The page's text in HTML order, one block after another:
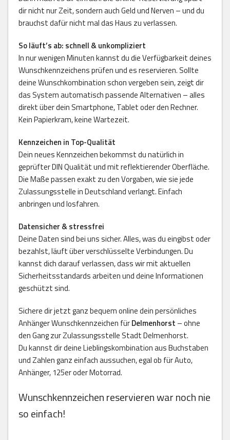
dir nicht nur Zeit, sondern auch Geld und Nerven – und du
brauchst dafür nicht mal das Haus zu verlassen.
So läuft’s ab: schnell & unkompliziert
In nur wenigen Minuten kannst du die Verfügbarkeit deines
Wunschkennzeichens prüfen und es reservieren. Sollte
deine Wunschkombination schon vergeben sein, zeigt dir
das System automatisch passende Alternativen – alles
direkt über dein Smartphone, Tablet oder den Rechner.
Kein Papierkram, keine Wartezeit.
Kennzeichen in Top-Qualität
Dein neues Kennzeichen bekommst du natürlich in
geprüfter DIN Qualität und mit reflektierender Oberfläche.
Die Maße passen exakt zu den Vorgaben, wie sie jede
Zulassungsstelle in Deutschland verlangt. Einfach
anbringen und losfahren.
Datensicher & stressfrei
Deine Daten sind bei uns sicher. Alles, was du eingibst oder
bezahlst, läuft über verschlüsselte Verbindungen. Du
kannst dich darauf verlassen, dass wir mit aktuellen
Sicherheitsstandards arbeiten und deine Informationen
geschützt sind.
Sichere dir jetzt ganz bequem online dein persönliches
Anhänger Wunschkennzeichen fürDelmenhorst – ohne
den Gang zur Zulassungsstelle Stadt Delmenhorst.
Du kannst dir deine Lieblingskombination aus Buchstaben
und Zahlen ganz einfach aussuchen, egal ob für Auto,
Anhänger, 125er oder Motorrad.
Wunschkennzeichen reservieren war noch nie
so einfach!